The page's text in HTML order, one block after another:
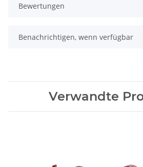
Bewertungen
Benachrichtigen, wenn verfügbar
Verwandte